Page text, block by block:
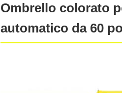
Ombrello colorato
automatico da 60